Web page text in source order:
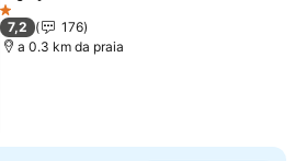
1 Estrelas
7,2
176
a 0.3 km da praia